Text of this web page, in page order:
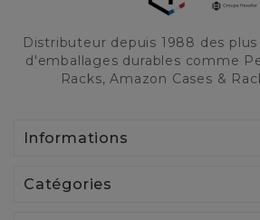
Distributeur depuis 1988 des
d'emballages durables comme
Racks, Amazon Cases &
Informations
Catégories